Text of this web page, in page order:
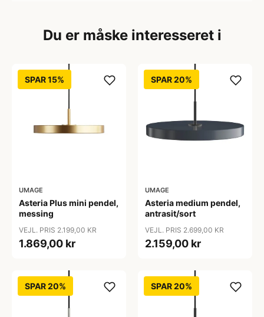
Du er måske interesseret i
SPAR 15%
UMAGE
Asteria Plus mini pendel,
messing
VEJL. PRIS 2.199,00 KR
1.869,00 kr
SPAR 20%
UMAGE
Asteria medium pendel,
antrasit/sort
VEJL. PRIS 2.699,00 KR
2.159,00 kr
SPAR 20% SPAR 20%